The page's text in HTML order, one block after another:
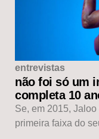
entrevistas
não foi só um
completa 10
Se, em 2015,
primeira faixa do